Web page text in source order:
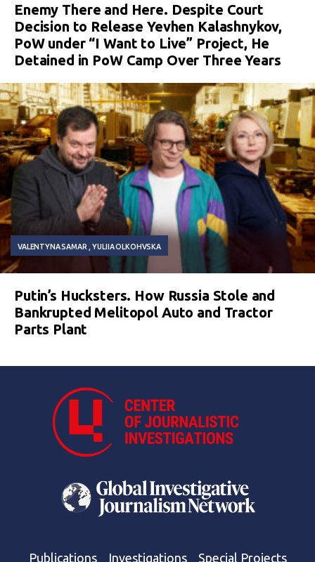
Enemy There and Here. Despite Court
Decision to Release Yevhen Kalashnykov,
PoW under “I Want to Live” Project, He
Detained in PoW Camp Over Three Years
VALENTYNA SAMAR YULIIA OLKOHVSKA
Putin’s Hucksters. How Russia Stole and
Bankrupted Melitopol Auto and Tractor
Parts Plant
Publications Investigations Special Projects